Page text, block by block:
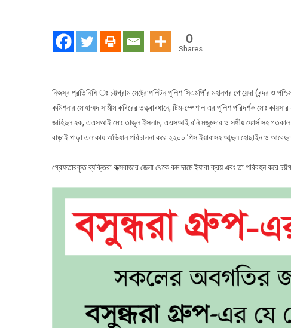
অভিযানে
সহ
জন
0
Shares
নিজস্ব প্রতিনিধি ঃ চট্টগ্রাম মেট্রোপলিটন পুলিশ সিএমপি’র মহানগর গোয়েন্দা (বন্দর ও
কমিশনার মোহাম্মদ সামীম কবিরের তত্ত্বাবধানে, টিম-স্পেশাল এর পুলিশ পরিদর্শক মোঃ
জাহিদুল হক, এএসআই মোঃ তাজুল ইসলাম, এএসআই রনি মজুমদার ও সঙ্গীয় ফোর্স সহ গতকাল
বাড়াই পাড়া এলাকায় অভিযান পরিচালনা করে ২২০০ পিস ইয়াবাসহ আব্দুল হোছাইন ও
গ্রেফতারকৃত ব্যক্তিরা কক্সবাজার জেলা থেকে কম দামে ইয়াবা ক্রয় এবং তা পরিবহন করে